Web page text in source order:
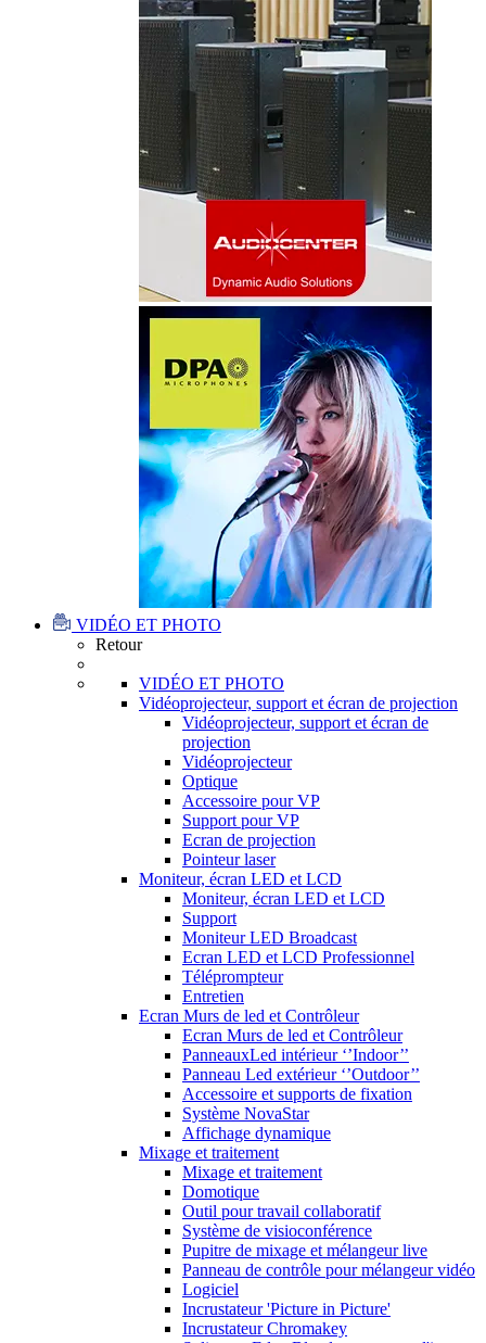
VIDÉO ET PHOTO
Retour
VIDÉO ET PHOTO
Vidéoprojecteur, support et écran de projection
Vidéoprojecteur, support et écran de
projection
Vidéoprojecteur
Optique
Accessoire pour VP
Support pour VP
Ecran de projection
Pointeur laser
Moniteur, écran LED et LCD
Moniteur, écran LED et LCD
Support
Moniteur LED Broadcast
Ecran LED et LCD Professionnel
Téléprompteur
Entretien
Ecran Murs de led et Contrôleur
Ecran Murs de led et Contrôleur
PanneauxLed intérieur ‘’Indoor’’
Panneau Led extérieur ‘’Outdoor’’
Accessoire et supports de fixation
Système NovaStar
Affichage dynamique
Mixage et traitement
Mixage et traitement
Domotique
Outil pour travail collaboratif
Système de visioconférence
Pupitre de mixage et mélangeur live
Panneau de contrôle pour mélangeur vidéo
Logiciel
Incrustateur 'Picture in Picture'
Incrustateur Chromakey